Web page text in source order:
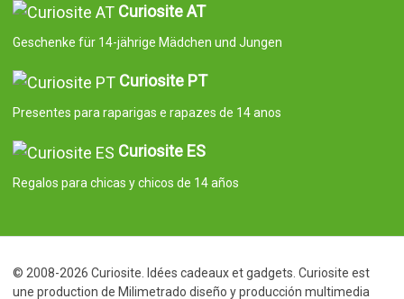
Curiosite AT
Geschenke für 14-jährige Mädchen und Jungen
Curiosite PT
Presentes para raparigas e rapazes de 14 anos
Curiosite ES
Regalos para chicas y chicos de 14 años
© 2008-2026 Curiosite. Idées cadeaux et gadgets. Curiosite est
une production de Milimetrado diseño y producción multimedia